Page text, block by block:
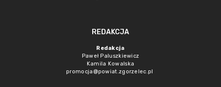
REDAKCJA
Redakcja
Paweł Paluszkiewicz
Kamila Kowalska
promocja@powiat.zgorzelec.pl